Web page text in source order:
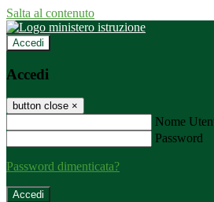
Salta al contenuto
Accedi
Accedi
button close ×
Nome
Password
Password dimenticata?